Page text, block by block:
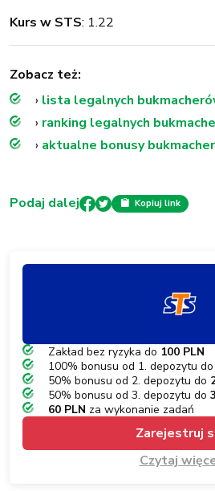
Kurs w STS: 1.22
Zobacz też:
› lista legalnych
› ranking legalnych
› aktualne bonusy
Podaj dalej Kopiuj link
Zakład bez ryzyka do 100 PLN
100% bonusu od 1. depozytu do
50% bonusu od 2. depozytu do
50% bonusu od 3. depozytu do
60 PLN za wykonanie zadań
Zarejestruj
Czytaj